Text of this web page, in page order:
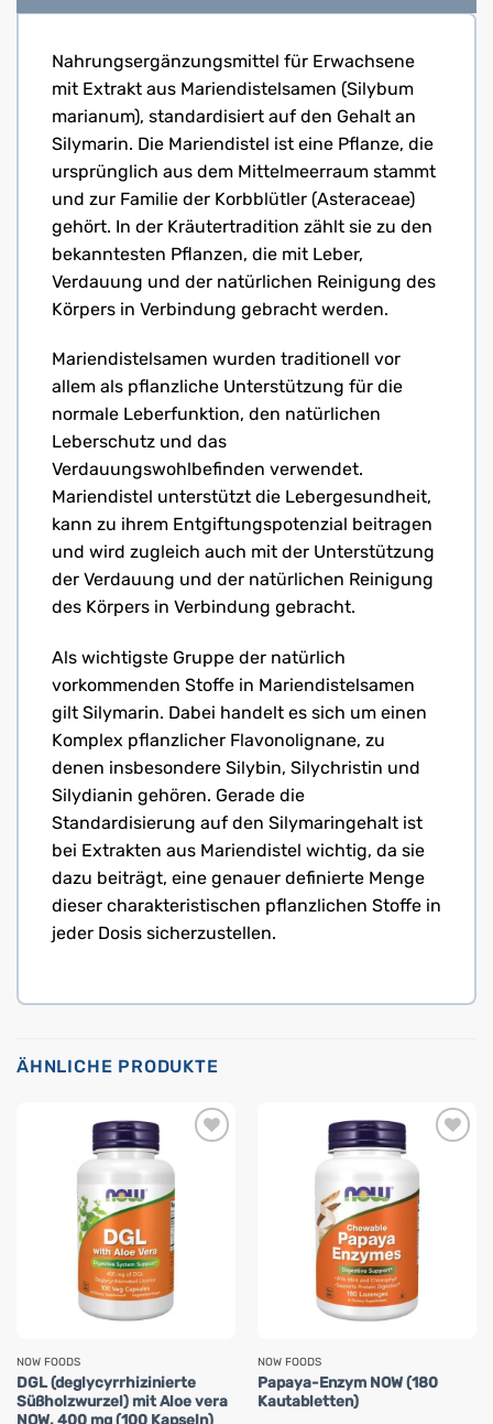
Nahrungsergänzungsmittel für Erwachsene
mit Extrakt aus Mariendistelsamen (Silybum
marianum), standardisiert auf den Gehalt an
Silymarin. Die Mariendistel ist eine Pflanze, die
ursprünglich aus dem Mittelmeerraum stammt
und zur Familie der Korbblütler (Asteraceae)
gehört. In der Kräutertradition zählt sie zu den
bekanntesten Pflanzen, die mit Leber,
Verdauung und der natürlichen Reinigung des
Körpers in Verbindung gebracht werden.
Mariendistelsamen wurden traditionell vor
allem als pflanzliche Unterstützung für die
normale Leberfunktion, den natürlichen
Leberschutz und das
Verdauungswohlbefinden verwendet.
Mariendistel unterstützt die Lebergesundheit,
kann zu ihrem Entgiftungspotenzial beitragen
und wird zugleich auch mit der Unterstützung
der Verdauung und der natürlichen Reinigung
des Körpers in Verbindung gebracht.
Als wichtigste Gruppe der natürlich
vorkommenden Stoffe in Mariendistelsamen
gilt Silymarin. Dabei handelt es sich um einen
Komplex pflanzlicher Flavonolignane, zu
denen insbesondere Silybin, Silychristin und
Silydianin gehören. Gerade die
Standardisierung auf den Silymaringehalt ist
bei Extrakten aus Mariendistel wichtig, da sie
dazu beiträgt, eine genauer definierte Menge
dieser charakteristischen pflanzlichen Stoffe in
jeder Dosis sicherzustellen.
ÄHNLICHE PRODUKTE
NOW FOODS
DGL (deglycyrrhizinierte
Süßholzwurzel) mit Aloe vera
NOW, 400 mg (100 Kapseln)
NOW FOODS
Papaya-Enzym NOW (180
Kautabletten)